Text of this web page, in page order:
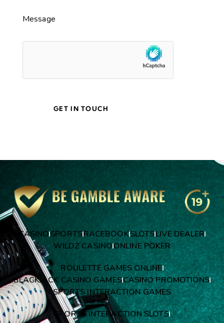
CASINOSPORTSRACEBOOKSLOTSLIVE DEALER
WILDZ CASINOONLINE POKER
ROULETTE GAMES ONLINE
BLACKJACK CASINO GAMESCASINO PROMOTIONS
SPORTS INTERACTION GAMES
SPORTS INTERACTION SLOTS